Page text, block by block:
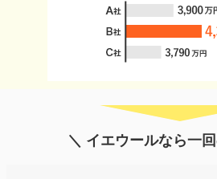
＼ イエウールなら一